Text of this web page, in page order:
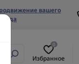
вашего
0
Избранное